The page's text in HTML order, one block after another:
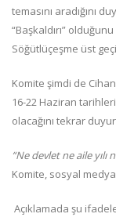
temasını aradığını
“Başkaldırı”
Söğütlüçeşme üst
Komite şimdi de
16-22 Haziran
olacağını tekrar
“Ne devlet ne aile
Komite, sosyal
Açıklamada şu